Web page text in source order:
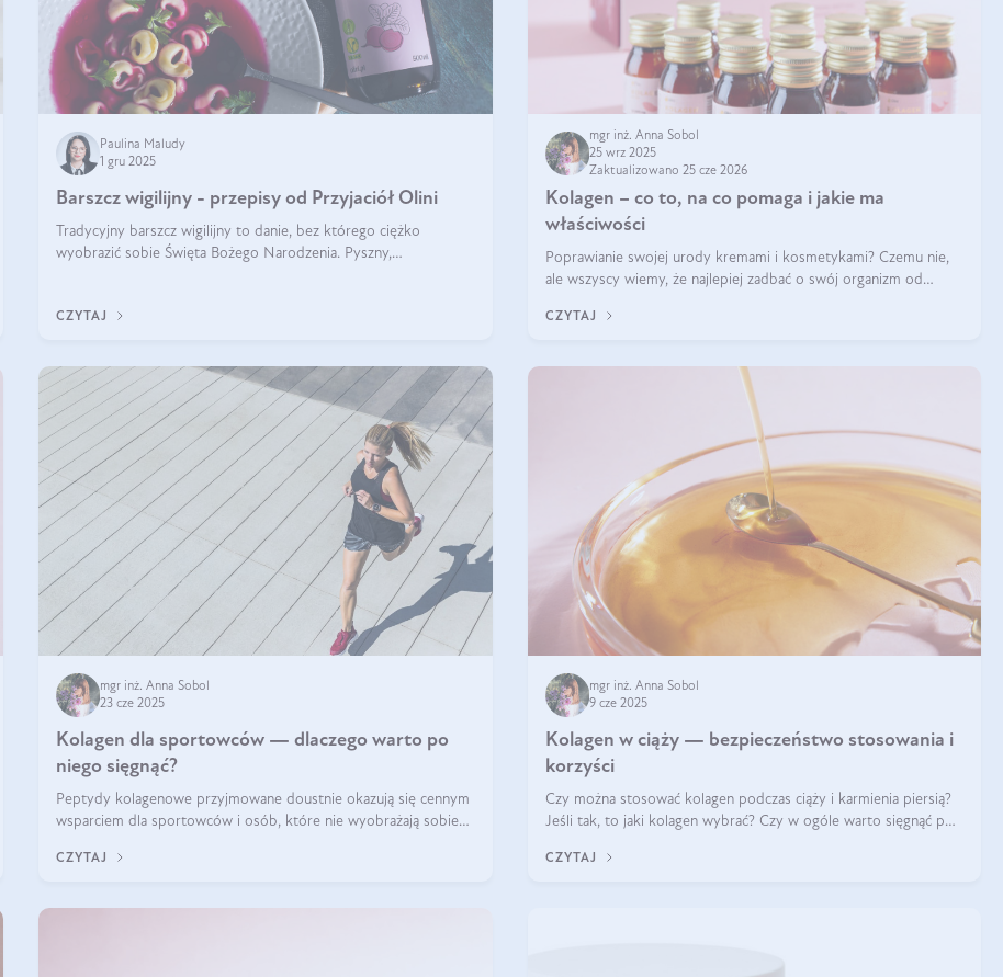
Paulina Maludy
1 gru 2025
Barszcz wigilijny - przepisy od Przyjaciół Olini
Tradycyjny barszcz wigilijny to danie, bez którego ciężko
wyobrazić sobie Święta Bożego Narodzenia. Pyszny,
CZYTAJ
mgr inż. Anna Sobol
25 wrz 2025
Zaktualizowano 25 cze 2026
Kolagen – co to, na co pomaga i jakie ma
właściwości
Poprawianie swojej urody kremami i kosmetykami? Czemu nie,
ale wszyscy wiemy, że najlepiej zadbać o swój organizm od
zewnętrzny prezentował się zdrowo i atrakcyjnie. Stosowanie
CZYTAJ
mgr inż. Anna Sobol
23 cze 2025
Kolagen dla sportowców — dlaczego warto po
niego sięgnąć?
Peptydy kolagenowe przyjmowane doustnie okazują się cennym
wsparciem dla sportowców i osób, które nie wyobrażają sobie
CZYTAJ
mgr inż. Anna Sobol
9 cze 2025
Kolagen w ciąży — bezpieczeństwo stosowania i
korzyści
Czy można stosować kolagen podczas ciąży i karmienia piersią?
Jeśli tak, to jaki kolagen wybrać? Czy w ogóle warto sięgnąć po
CZYTAJ